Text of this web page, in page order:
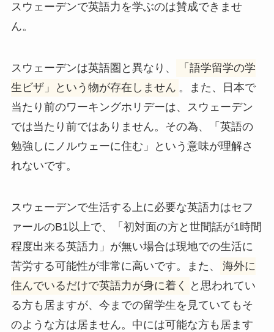
スウェーデンで英語力を学ぶのは賛成できませ
ん。
スウェーデンは英語圏と異なり、
「語学留学の学
生ビザ」という物が存在しません 。また、日本で
当たり前のワーキングホリデーは、スウェーデン
では当たり前ではありません。その為、「英語の
勉強しにノルウェーに住む」という意味が理解さ
れないです。
スウェーデンで生活する上に必要な英語力はセフ
ァールのB1以上で、「初対面の方と世間話が1時間
程度出来る英語力」が無い場合は現地での生活に
苦労する可能性が非常に高いです。また、
海外に
住んでいるだけで英語力が身に着く
と思われてい
る方も居ますが、今までの留学生を見ていてもそ
のような方は居ません。中には可能な方も居ます